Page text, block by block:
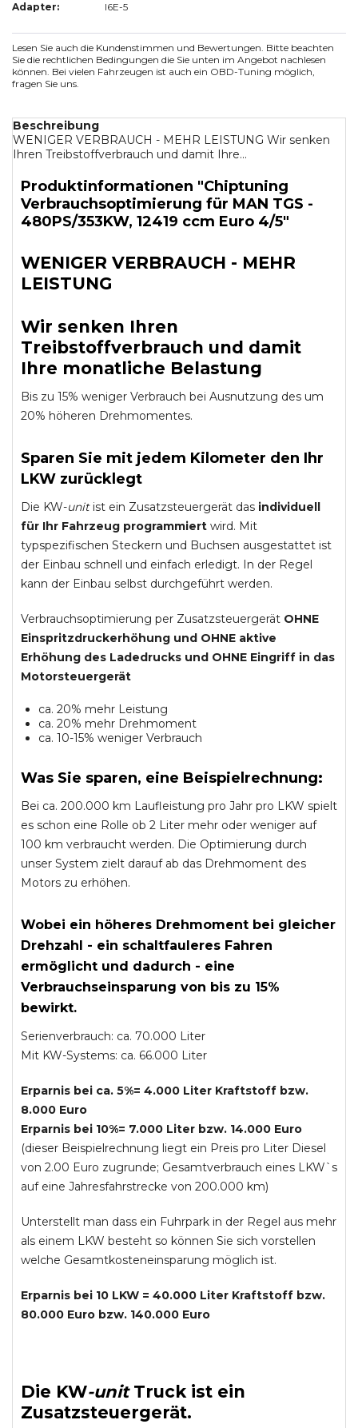
Adapter:
I6E-5
Lesen Sie auch die Kundenstimmen und Bewertungen. Bitte beachten
Sie die rechtlichen Bedingungen die Sie unten im Angebot nachlesen
können. Bei vielen Fahrzeugen ist auch ein OBD-Tuning möglich,
fragen Sie uns.
Beschreibung
WENIGER VERBRAUCH - MEHR LEISTUNG Wir senken
Ihren Treibstoffverbrauch und damit Ihre...
Produktinformationen "Chiptuning
Verbrauchsoptimierung für MAN TGS -
480PS/353KW, 12419 ccm Euro 4/5"
WENIGER VERBRAUCH - MEHR
LEISTUNG
Wir senken Ihren
Treibstoffverbrauch und damit
Ihre monatliche Belastung
Bis zu 15% weniger Verbrauch bei Ausnutzung des um
20% höheren Drehmomentes.
Sparen Sie mit jedem Kilometer den Ihr
LKW zurücklegt
Die KW-unitist ein Zusatzsteuergerät das individuell
für Ihr Fahrzeug programmiert wird. Mit
typspezifischen Steckern und Buchsen ausgestattet ist
der Einbau schnell und einfach erledigt. In der Regel
kann der Einbau selbst durchgeführt werden.
Verbrauchsoptimierung per Zusatzsteuergerät OHNE
Einspritzdruckerhöhung und OHNE aktive
Erhöhung des Ladedrucks und OHNE Eingriff in das
Motorsteuergerät
ca. 20% mehr Leistung
ca. 20% mehr Drehmoment
ca. 10-15% weniger Verbrauch
Was Sie sparen, eine Beispielrechnung:
Bei ca. 200.000 km Laufleistung pro Jahr pro LKW spielt
es schon eine Rolle ob 2 Liter mehr oder weniger auf
100 km verbraucht werden. Die Optimierung durch
unser System zielt darauf ab das Drehmoment des
Motors zu erhöhen.
Wobei ein höheres Drehmoment bei gleicher
Drehzahl - ein schaltfauleres Fahren
ermöglicht und dadurch - eine
Verbrauchseinsparung von bis zu 15%
bewirkt.
Serienverbrauch: ca. 70.000 Liter
Mit KW-Systems: ca. 66.000 Liter
Erparnis bei ca. 5%= 4.000 Liter Kraftstoff bzw.
8.000 Euro
Erparnis bei 10%= 7.000 Liter bzw. 14.000 Euro
(dieser Beispielrechnung liegt ein Preis pro Liter Diesel
von 2.00 Euro zugrunde; Gesamtverbrauch eines LKW`s
auf eine Jahresfahrstrecke von 200.000 km)
Unterstellt man dass ein Fuhrpark in der Regel aus mehr
als einem LKW besteht so können Sie sich vorstellen
welche Gesamtkosteneinsparung möglich ist.
Erparnis bei 10 LKW = 40.000 Liter Kraftstoff bzw.
80.000 Euro bzw. 140.000 Euro
Die KW-unit Truckist ein
Zusatzsteuergerät.